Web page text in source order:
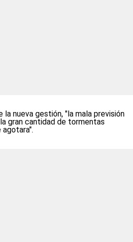
la nueva gestión, "la mala previsión
gran cantidad de tormentas